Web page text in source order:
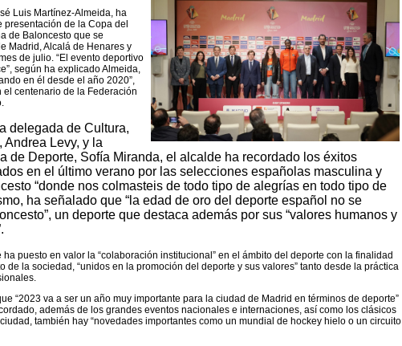
Luis Martínez-Almeida, ha
presentación de la Copa del
de Baloncesto que se
Madrid, Alcalá de Henares y
de julio. “El evento deportivo
según ha explicado Almeida,
en él desde el año 2020”,
centenario de la Federación
delegada de Cultura,
Andrea Levy, y la
de Deporte, Sofía Miranda, el alcalde ha recordado los éxitos
en el último verano por las selecciones españolas masculina y
“donde nos colmasteis de todo tipo de alegrías en todo tipo de
ha señalado que “la edad de oro del deporte español no se
un deporte que destaca además por sus “valores humanos y
ha puesto en valor la “colaboración institucional” en el ámbito del deporte con la finalidad
de la sociedad, “unidos en la promoción del deporte y sus valores” tanto desde la práctica
“2023 va a ser un año muy importante para la ciudad de Madrid en términos de deporte”
además de los grandes eventos nacionales e internaciones, así como los clásicos
también hay “novedades importantes como un mundial de hockey hielo o un circuito